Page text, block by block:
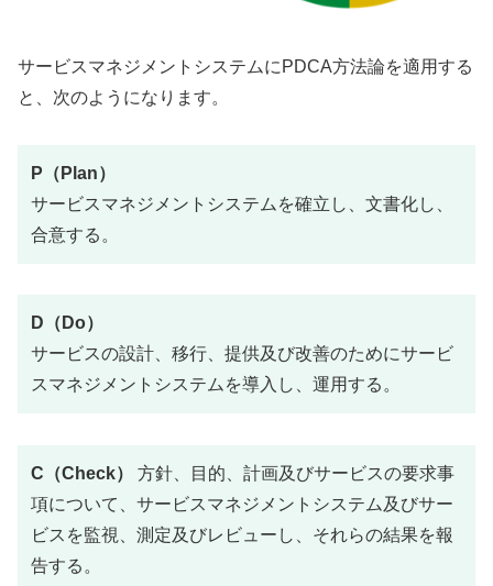
サービスマネジメントシステムにPDCA方法論を適用する
と、次のようになります。
P（Plan）
サービスマネジメントシステムを確立し、文書化し、
合意する。
D（Do）
サービスの設計、移行、提供及び改善のためにサービ
スマネジメントシステムを導入し、運用する。
C（Check）
方針、目的、計画及びサービスの要求事
項について、サービスマネジメントシステム及びサー
ビスを監視、測定及びレビューし、それらの結果を報
告する。